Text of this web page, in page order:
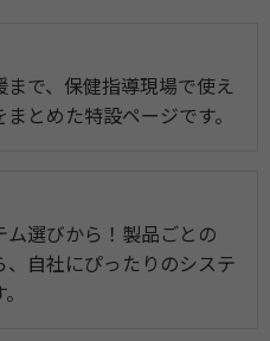
で、保健指導現場で使え
とめた特設ページです。
選びから！製品ごとの
、自社にぴったりのシステ